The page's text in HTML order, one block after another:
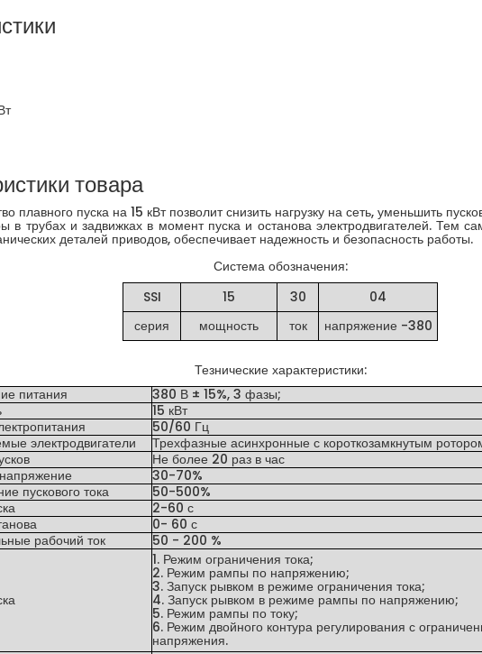
товара
пуска на 15 кВт позволит снизить нагрузку на сеть, уменьшить
в трубах и задвижках в момент пуска и останова электродвигателей. Тем
деталей приводов, обеспечивает надежность и безопасность работы.
Система обозначения:
SSI
15 30
04
серия
мощность ток напряжение -380
Тезнические характеристики:
питания
380 В ± 15%, 3 фазы;
15 кВт
50/60 Гц
электродвигатели
Трехфазные асинхронные с короткозамкнутым
Не более 20 раз в час
30-70%
пускового тока
50-500%
2-60 с
0- 60 с
рабочий ток
50 - 200 %
1. Режим ограничения тока;
2. Режим рампы по напряжению;
3. Запуск рывком в режиме ограничения тока;
4. Запуск рывком в режиме рампы по напряжению;
5. Режим рампы по току;
6. Режим двойного контура регулирования с
напряжения.